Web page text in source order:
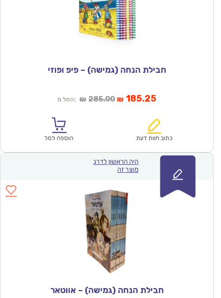
חבילת הנחה (גמישה) – פיפ ופוזי
החל מ: ₪ 285.00המחיר
₪285.00.
₪ 185.25המחיר
הוא:
כתוב חוות דעת הוספה לסל
היה הראשון לדרג
מוצר זה
חבילת הנחה (גמישה) – אווטאר